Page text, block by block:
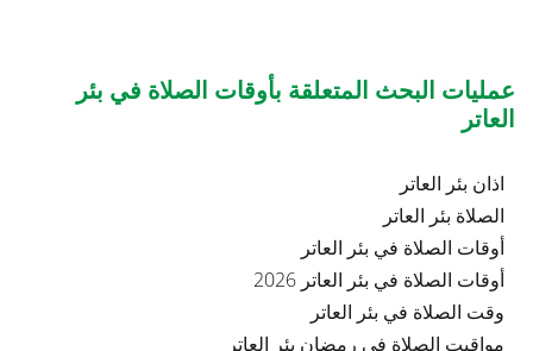
عمليات البحث المتعلقة بأوقات الصلاة في بئر
العاتر
اذان بئر العاتر
الصلاة بئر العاتر
أوقات الصلاة في بئر العاتر
أوقات الصلاة في بئر العاتر 2026
وقت الصلاة في بئر العاتر
مواقيت الصلاة في رمضان بئر العاتر